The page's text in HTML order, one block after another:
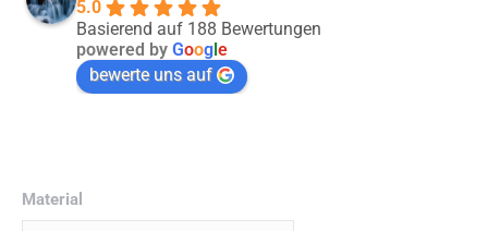
5.0
Basierend auf 188 Bewertungen
powered by Google
bewerte uns auf
Material